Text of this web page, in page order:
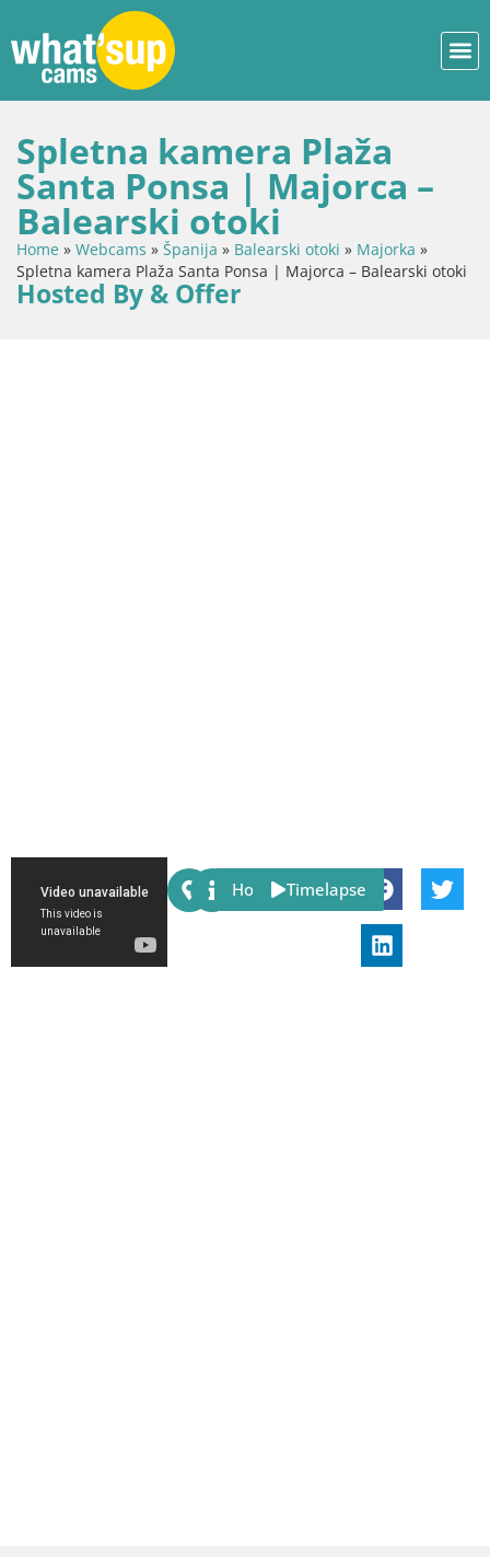
Spletna kamera Plaža
Santa Ponsa | Majorca –
Balearski otoki
Home » Webcams » Španija » Balearski otoki » Majorka »
Spletna kamera Plaža Santa Ponsa | Majorca – Balearski otoki
Hosted By & Offer
Share:
Host Timelapse